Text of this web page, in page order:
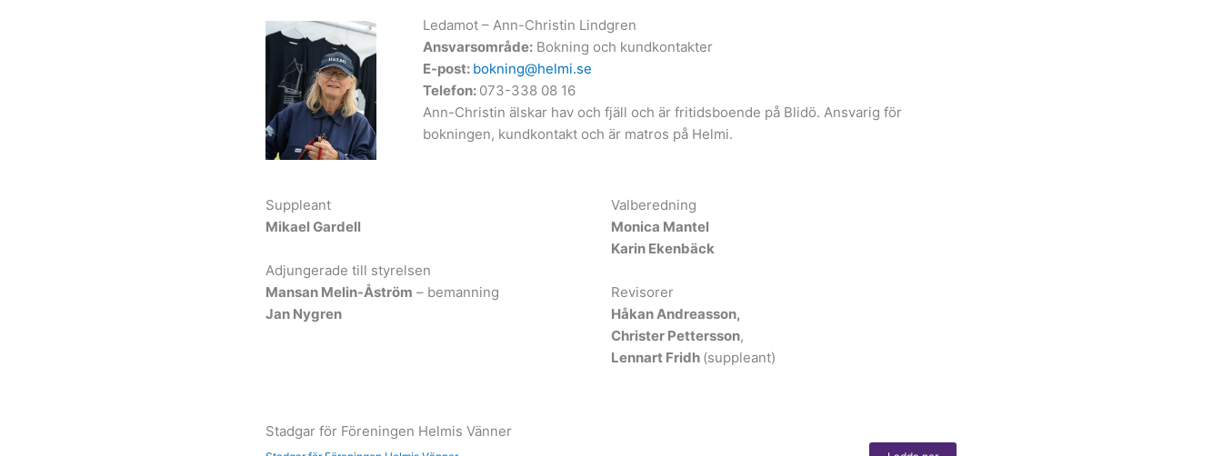
Ledamot – Ann-Christin Lindgren
Ansvarsområde:Bokning och kundkontakter
E-post: bokning@helmi.se
Telefon: 073-338 08 16
Ann-Christin älskar hav och fjäll och är fritidsboende på Blidö. Ansvarig för
bokningen, kundkontakt och är matros på Helmi.
Suppleant
Mikael Gardell
Adjungerade till styrelsen
Mansan Melin-Åström – bemanning
Jan Nygren
Valberedning
Monica Mantel
Karin Ekenbäck
Revisorer
Håkan Andreasson,
Christer Pettersson,
Lennart Fridh (suppleant)
Stadgar för Föreningen Helmis Vänner